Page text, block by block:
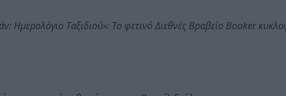
Ημερολόγιο Ταξιδιού»: Το φετινό Διεθνές Βραβείο Booker